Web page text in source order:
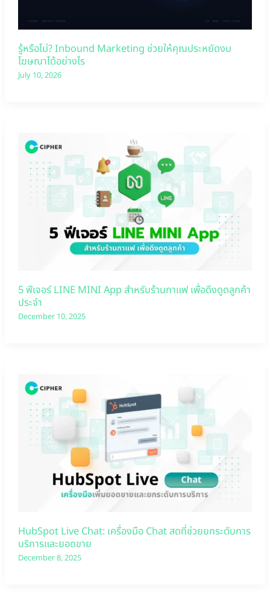
รู้หรือไม่? Inbound Marketing ช่วยให้คุณประหยัดงบ
โฆษณาได้อย่างไร
July 10, 2026
5 ฟีเจอร์ LINE MINI App สำหรับร้านกาแฟ เพื่อดึงดูดลูกค้า
ประจำ
December 10, 2025
HubSpot Live Chat: เครื่องมือ Chat สดที่ช่วยยกระดับการ
บริการและยอดขาย
December 8, 2025